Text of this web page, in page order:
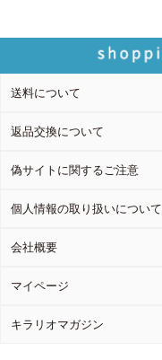
送料について
返品交換について
偽サイトに関するご注意
個人情報の取り扱いについて
会社概要
マイページ
キラリオマガジン